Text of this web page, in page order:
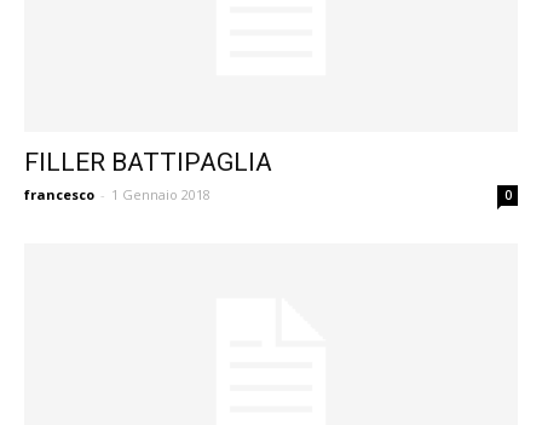
FILLER BATTIPAGLIA
francesco - 1 Gennaio 2018 0